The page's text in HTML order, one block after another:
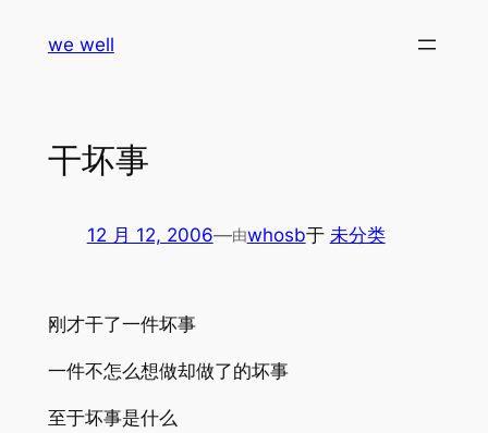
we well
干坏事
12 月 12, 2006—由whosb于 未分类
刚才干了一件坏事
一件不怎么想做却做了的坏事
至于坏事是什么